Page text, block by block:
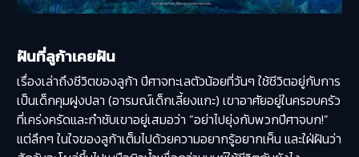
ฝันที่ลูก้าเคยฝัน
เรื่องเล่าถึงชีวิตของลูก้า ปีศาจทะเลตัวน้อยที่วันๆ ใช้ชีวิตอยู่กับการ
เป็นเด็กคุมฝูงปลา (อารมณ์เด็กเลี้ยงแกะ) เขาอาศัยอยู่ในครอบครัว
ที่เคร่งครัดและกำชับเขาอยู่เสมอว่า “อย่าไปยุ่งกับพวกปีศาจบก!”
แต่ลึกๆ ในใจของลูก้าเต็มไปด้วยความอยากรู้อยากเห็น และใฝ่ฝันว่า